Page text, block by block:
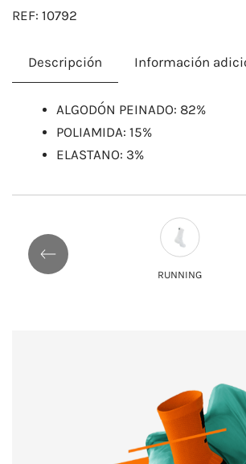
REF: 10792
Descripción Información
ALGODÓN PEINADO: 82%
POLIAMIDA: 15%
ELASTANO: 3%
RUNNING